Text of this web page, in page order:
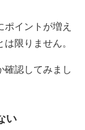
イントが増え
限りません。
確認してみまし
い